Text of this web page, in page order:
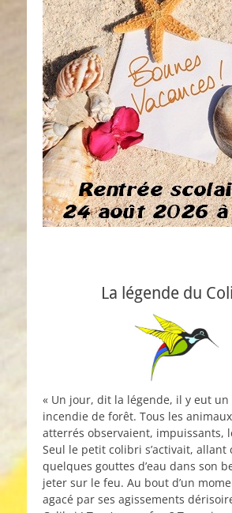
La légende du
« Un jour, dit la légende, il y eut un
incendie de forêt. Tous les
atterrés observaient, impuissants,
Seul le petit colibri s’activait, allant
quelques gouttes d’eau dans son
jeter sur le feu. Au bout d’un
agacé par ses agissements